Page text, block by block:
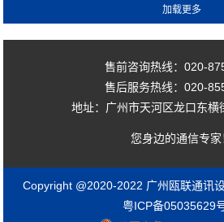
售前咨询热线：020-
售后服务热线：020-
地址：广州市天河区龙口东横
您身边的通信专家
Copyright @2020-2022 广州瓯联通讯
粤ICP备05035629